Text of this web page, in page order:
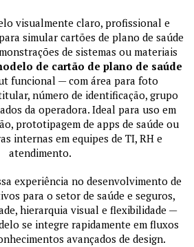
visualmente claro, profissional e
simular cartões de plano de saúde
de sistemas ou materiais
de cartão de plano de saúde
funcional — com área para foto
número de identificação, grupo
da operadora. Ideal para uso em
prototipagem de apps de saúde ou
internas em equipes de TI, RH e
atendimento.
experiência no desenvolvimento de
para o setor de saúde e seguros,
hierarquia visual e flexibilidade —
se integre rapidamente em fluxos
avançados de design.